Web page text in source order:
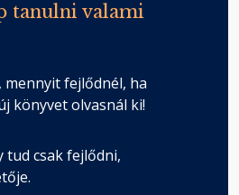
tanulni valami
mennyit fejlődnél, ha
könyvet olvasnál ki!
tud csak fejlődni,